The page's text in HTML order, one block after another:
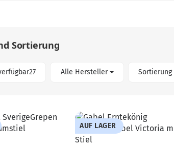
Sortierung
27Artikel gefunden
Alle Hersteller Sortierung
AUF LAGER